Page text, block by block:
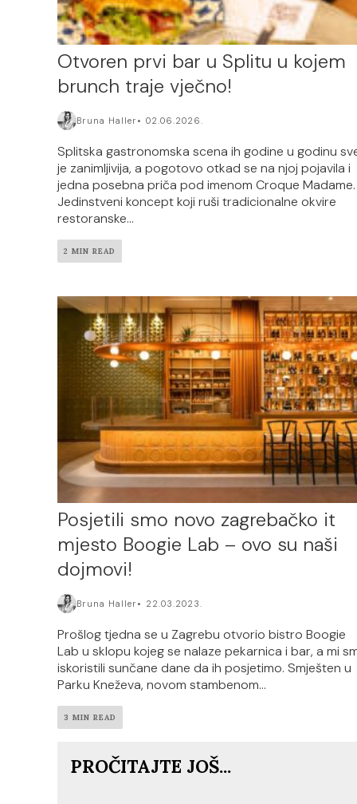
Otvoren prvi bar u Splitu u kojem
brunch traje vječno!
Bruna Haller 02.06.2026.
Splitska gastronomska scena ih godine u godinu
je zanimljivija, a pogotovo otkad se na njoj pojavila i
jedna posebna priča pod imenom Croque Madame.
Jedinstveni koncept koji ruši tradicionalne okvire
restoranske...
2 MIN READ
Posjetili smo novo zagrebačko it
mjesto Boogie Lab – ovo su naši
dojmovi!
Bruna Haller 22.03.2023.
Prošlog tjedna se u Zagrebu otvorio bistro Boogie
Lab u sklopu kojeg se nalaze pekarnica i bar, a mi
iskoristili sunčane dane da ih posjetimo. Smješten u
Parku Kneževa, novom stambenom...
3 MIN READ
PROČITAJTE JOŠ...